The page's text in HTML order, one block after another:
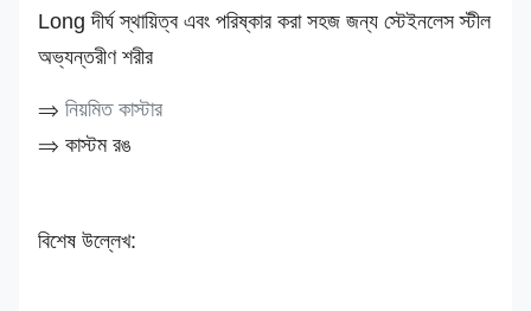
Long দীর্ঘ স্থায়িত্ব এবং পরিষ্কার করা সহজ জন্য স্টেইনলেস স্টীল
অভ্যন্তরীণ শরীর
⇒ নিয়মিত কাস্টার
⇒ কাস্টম রঙ
বিশেষ উল্লেখ: